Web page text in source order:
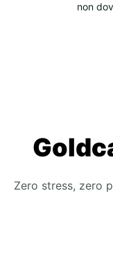
non
Zero stress, zero